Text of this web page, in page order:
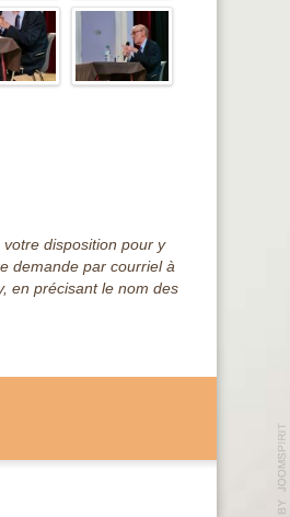
disposition pour y
demande par courriel à
en précisant le nom des